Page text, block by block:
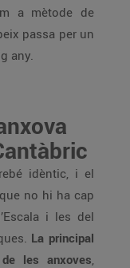
a mètode de
passa per un
any.
idèntic, i el
no hi ha cap
i les del
La principal
les anxoves,